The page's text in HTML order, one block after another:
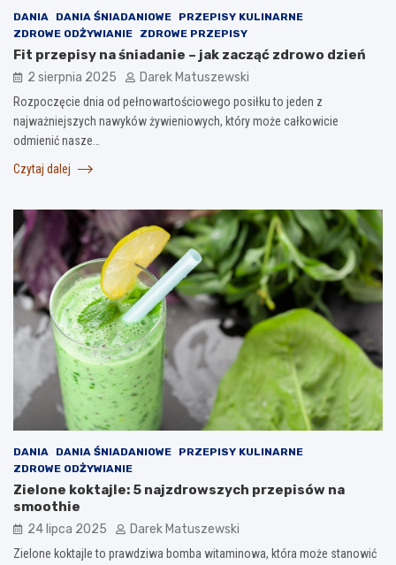
DANIA DANIA ŚNIADANIOWE
PRZEPISY KULINARNE
ZDROWE ODŻYWIANIE
ZDROWE PRZEPISY
Fit przepisy na śniadanie – jak zacząć zdrowo dzień
2 sierpnia 2025 Darek Matuszewski
Rozpoczęcie dnia od pełnowartościowego posiłku to jeden z
najważniejszych nawyków żywieniowych, który może całkowicie
odmienić nasze…
Czytaj dalej
DANIA DANIA ŚNIADANIOWE
PRZEPISY KULINARNE
ZDROWE ODŻYWIANIE
Zielone koktajle: 5 najzdrowszych przepisów na
smoothie
24 lipca 2025 Darek Matuszewski
Zielone koktajle to prawdziwa bomba witaminowa, która może stanowić